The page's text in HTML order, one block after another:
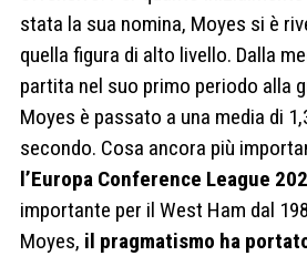
stata la sua nomina, Moyes si è
quella figura di alto livello. Dalla
partita nel suo primo periodo alla
Moyes è passato a una media di
secondo. Cosa ancora più
l’Europa Conference League
importante per il West Ham dal
Moyes, il pragmatismo ha